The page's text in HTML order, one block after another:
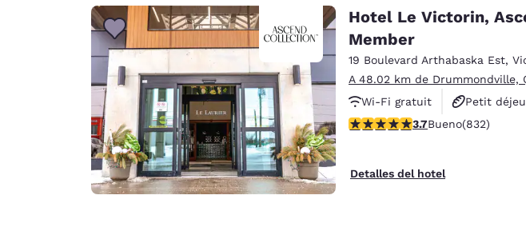
Français Español
Europa
Deutschland
Spain
English
France
Ireland
English
Hotel Le Victorin,
Member
19 Boulevard Arthabaska Est,
A 48.02 km de Drummondville,
Wi-Fi gratuit
Petit
Animaux acceptés
calificación de 3.7 estrellas.
3.7Bueno(832)
Detalles del hotel